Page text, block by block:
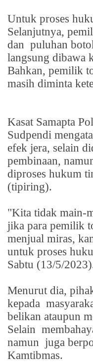
Untuk proses
Selanjutnya,
dan puluhan
langsung dibawa
Bahkan, pemilik
masih diminta
Kasat Samapta
Sudpendi
efek jera, selain
pembinaan,
diproses hukum
(tipiring).
"Kita tidak main-
jika para pemilik
menjual miras,
untuk proses
Sabtu (13/5/
Menurut dia,
kepada
belikan ataupun
Selain
namun juga
Kamtibmas.